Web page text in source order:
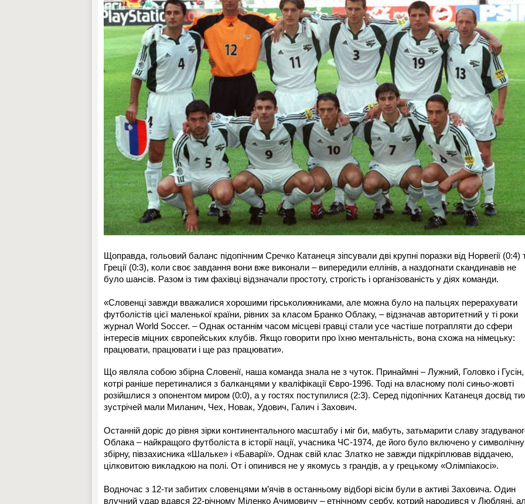
Щоправда, гольовий баланс підопічним Сречко Катанеця зіпсували дві крупні поразки від Норвегії (0:4)
Греції (0:3), коли своє завдання вони вже виконали – випередили еллінів, а наздогнати скандинавів не
було шансів. Разом із тим фахівці відзначали простоту, строгість і організованість у діях команди.
«Словенці завжди вважалися хорошими гірськолижниками, але можна було на пальцях перерахувати
футболістів цієї маленької країни, рівних за класом Бранко Облаку, – відзначав авторитетний у ті роки
журнал World Soccer. – Однак останнім часом місцеві гравці стали усе частіше потрапляти до сфери
інтересів міцних європейських клубів. Якщо говорити про їхню ментальність, вона схожа на німецьку:
працювати, працювати і ще раз працювати».
Що являла собою збірна Словенії, наша команда знала не з чуток. Принаймні – Лужний, Головко і Гусін,
котрі раніше перетиналися з балканцями у кваліфікації Євро-1996. Тоді на власному полі синьо-жовті
розійшлися з опонентом миром (0:0), а у гостях поступилися (2:3). Серед підопічних Катанеця досвід
зустрічей мали Миланич, Чех, Новак, Удович, Галич і Захович.
Останній доріс до рівня зірки континентального масштабу і міг би, мабуть, затьмарити славу
Облака – найкращого футболіста в історії нації, учасника ЧС-1974, де його було включено у символічну
збірну, півзахисника «Шальке» і «Баварії». Однак свій клас Златко не завжди підкріплював віддачею,
цілковитою викладкою на полі. От і опинився не у якомусь з грандів, а у грецькому «Олімпіакосі».
Водночас з 12-ти забитих словенцями м’ячів в останньому відборі вісім були в активі Заховича. Один
влучний удар вдався 22-річному Міленко Ачимовичу – етнічному сербу, котрий народився у Любляні,